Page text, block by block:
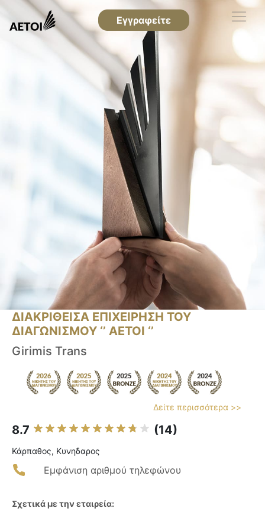
Εγγραφείτε
ΔΙΑΚΡΙΘΕΙΣΑ ΕΠΙΧΕΙΡΗΣΗ ΤΟΥ
ΔΙΑΓΩΝΙΣΜΟΥ ‘’ ΑΕΤΟΙ ‘’
Girimis Trans
Δείτε περισσότερα >>
8.7 (14)
Κάρπαθος, Κυνηδαρος
Εμφάνιση αριθμού τηλεφώνου
Σχετικά με την εταιρεία: